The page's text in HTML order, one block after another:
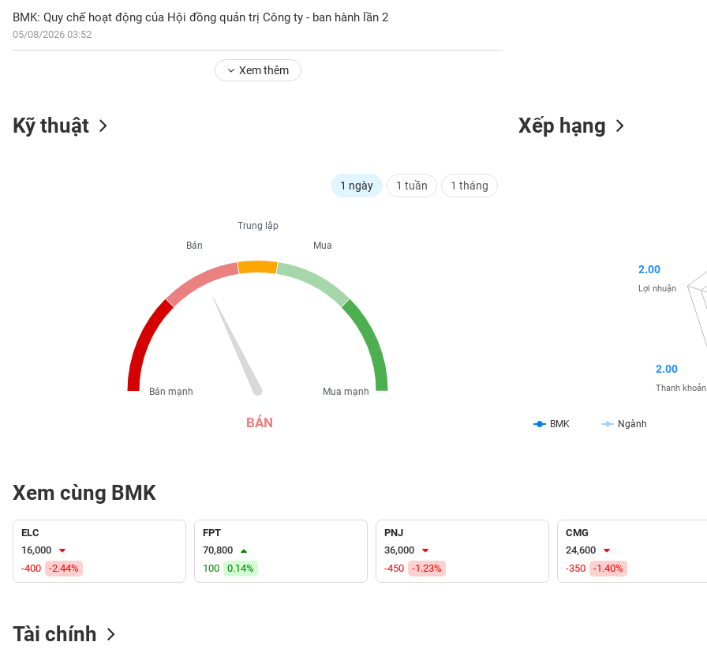
BMK: Quy chế hoạt động của Hội đồng quản trị Công ty - ban hành lần 2
05/08/2026 03:52
Xem thêm
Kỹ thuật
1 ngày 1 tuần 1 tháng
BÁN
Trung lập
Mua
Mua mạnh
Bán
Bán mạnh
Xếp hạng
BMK Ngành
2.00
Thanh khoản
2.00
Lợi nhuận
Xem cùng BMK
ELC
16,000
-400
-2.44%
FPT
70,800
100
0.14%
PNJ
36,000
-450
-1.23%
CMG
24,600
-350
-1.40%
Tài chính
CỔ
PHIẾU
SINH
(-)
VS-
SECTOR